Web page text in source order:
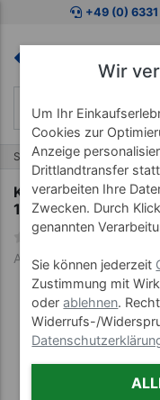
Zum Kaufbereich
+49 (0)
Start
Koffermassagebank
171x65x57-83 cm
Art-Nr. 23862--01
Wir
Um Ihr
Cookies zur
Anzeige
Drittlandtransfer
verarbeiten Ihre
Zwecken. Durch
genannten
Sie können jederzeit
Zustimmung mit
oderablehnen.
Widerrufs-/